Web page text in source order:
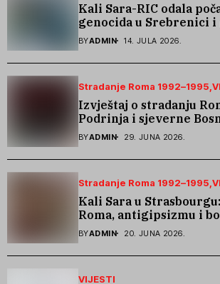
Kali Sara-RIC odala
genocida u Srebrenici i
stradanje Roma iz
BYADMIN 14. JULA 2026.
Stradanje Roma 1992–1995
Izvještaj o stradanju
Podrinja i sjeverne
godine
BYADMIN 29. JUNA 2026.
Stradanje Roma 1992–1995
Kali Sara u
Roma, antigipsizmu i
govora mržnje
BYADMIN 20. JUNA 2026.
VIJESTI